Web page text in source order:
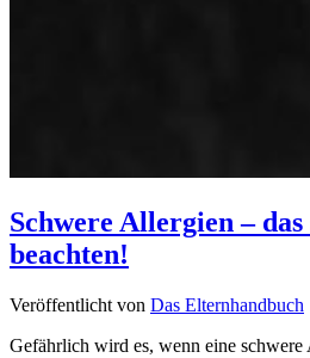
Schwere Allergien –
beachten!
Veröffentlicht von Das Elternhandbuch
Gefährlich wird es, wenn eine